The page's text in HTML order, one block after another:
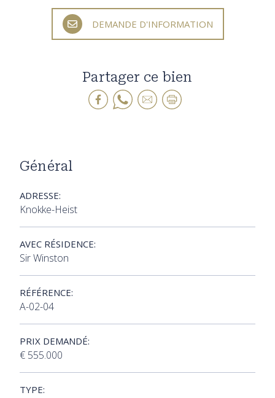
DEMANDE D'INFORMATION
Partager ce bien
Général
ADRESSE:
Knokke-Heist
AVEC RÉSIDENCE:
Sir Winston
RÉFÉRENCE:
A-02-04
PRIX DEMANDÉ:
€ 555.000
TYPE: